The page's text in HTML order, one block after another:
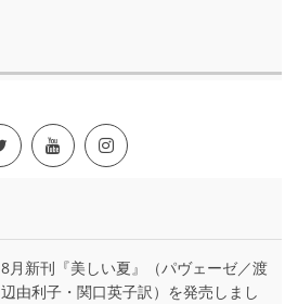
8月新刊『美しい夏』（パヴェーゼ／渡
辺由利子・関口英子訳）を発売しまし